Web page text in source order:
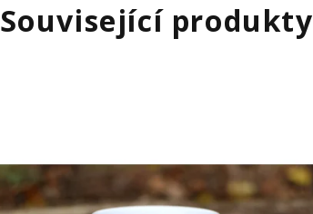
Související produkty